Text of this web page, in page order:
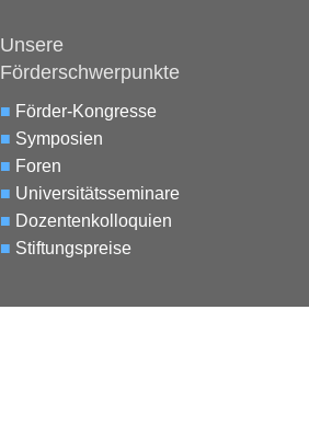
Unsere
Förderschwerpunkte
■ Förder-Kongresse
■ Symposien
■ Foren
■ Universitätsseminare
■ Dozentenkolloquien
■ Stiftungspreise